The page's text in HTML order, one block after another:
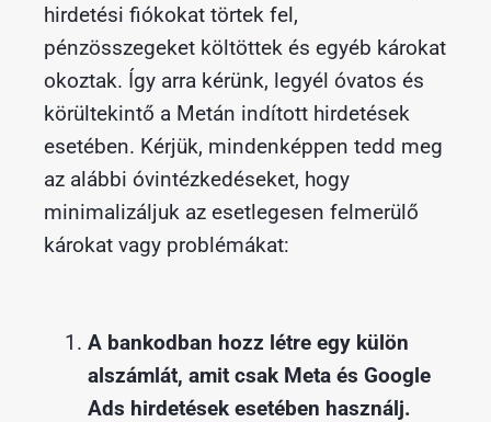
hirdetési fiókokat törtek fel,
pénzösszegeket költöttek és egyéb károkat
okoztak. Így arra kérünk, legyél óvatos és
körültekintő a Metán indított hirdetések
esetében. Kérjük, mindenképpen tedd meg
az alábbi óvintézkedéseket, hogy
minimalizáljuk az esetlegesen felmerülő
károkat vagy problémákat:
A bankodban hozz létre egy külön
alszámlát, amit csak Meta és Google
Ads hirdetések esetében használj.